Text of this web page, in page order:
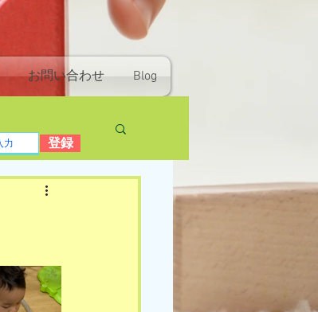
お問い合わせ Blog
登録